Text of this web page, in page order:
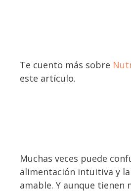
Te cuento más sobre
este artículo.
Muchas veces puede
alimentación intuitiva y
amable. Y aunque tienen